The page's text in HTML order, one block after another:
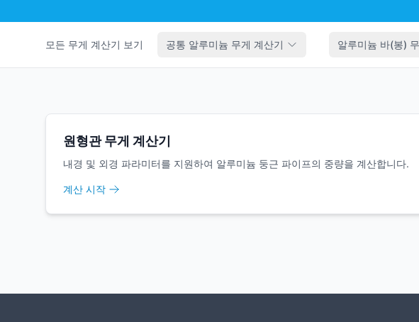
모든 무게 계산기 보기 공통 알루미늄 무게 계산기 알루미늄 바(봉)
원형관 무게 계산기
내경 및 외경 파라미터를 지원하여 알루미늄 둥근 파이프의 중량을 계산합니다.
계산 시작